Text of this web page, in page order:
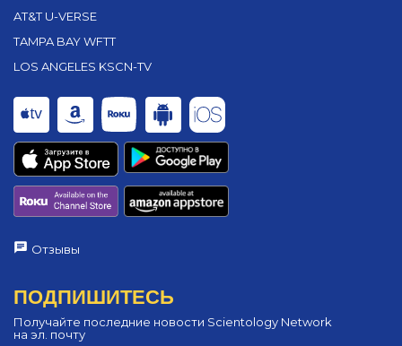
AT&T U-VERSE
TAMPA BAY WFTT
LOS ANGELES KSCN-TV
Отзывы
ПОДПИШИТЕСЬ
Получайте последние новости Scientology Network
на эл. почту